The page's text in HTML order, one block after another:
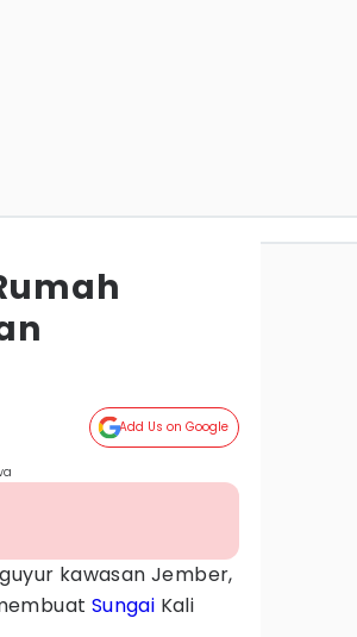
Add Us on Google
kawasan Jember,
Sungai Kali